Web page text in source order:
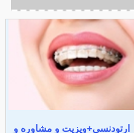
ارتودنسی+ویزیت و مشاوره و